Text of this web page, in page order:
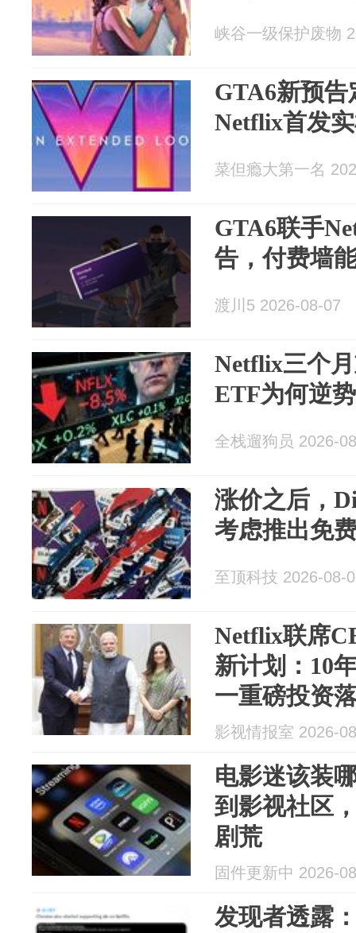
峡谷一级保护废物
GTA6新预告
Netflix首发
菜但瘾大第一名
GTA6联手
告，付费墙
渡川5 2026-08-07
Netflix三个
ETF为何逆
全栈遛狗员 2026-
涨价之后，
考虑推出免
至顶科技 2026-08-
Netflix联席
新计划：10
一重磅投资
影视情报室 2026-
电影迷该装
到影视社区
剧荒
固件更新中 2026-
发现者透露